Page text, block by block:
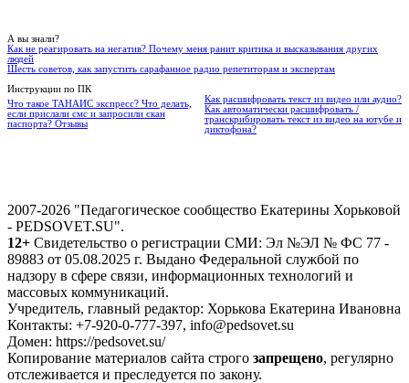
А вы знали?
Как не реагировать на негатив? Почему меня ранит критика и высказывания других
людей
Шесть советов, как запустить сарафанное радио репетиторам и экспертам
Инструкции по ПК
Что такое ТАНАИС экспресс? Что делать,
если прислали смс и запросили скан
паспорта? Отзывы
Как расшифровать текст из видео или аудио?
Как автоматически расшифровать /
транскрибировать текст из видео на ютубе и
диктофона?
2007-2026 "Педагогическое сообщество Екатерины Хорьковой
- PEDSOVET.SU".
12+ Свидетельство о регистрации СМИ: Эл №ЭЛ № ФС 77 -
89883 от 05.08.2025 г. Выдано Федеральной службой по
надзору в сфере связи, информационных технологий и
массовых коммуникаций.
Учредитель, главный редактор: Хорькова Екатерина Ивановна
Контакты: +7-920-0-777-397, info@pedsovet.su
Домен: https://pedsovet.su/
Копирование материалов сайта строго запрещено, регулярно
отслеживается и преследуется по закону.